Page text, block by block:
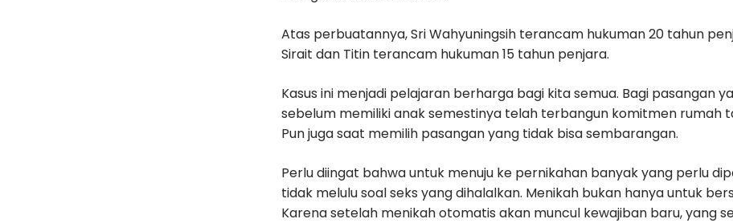
Atas perbuatannya, Sri Wahyuningsih terancam hukuman 20 tahun
Sirait dan Titin terancam hukuman 15 tahun penjara.
Kasus ini menjadi pelajaran berharga bagi kita semua. Bagi pasangan
sebelum memiliki anak semestinya telah terbangun komitmen rumah
Pun juga saat memilih pasangan yang tidak bisa sembarangan.
Perlu diingat bahwa untuk menuju ke pernikahan banyak yang perlu
tidak melulu soal seks yang dihalalkan. Menikah bukan hanya untuk
Karena setelah menikah otomatis akan muncul kewajiban baru, yang